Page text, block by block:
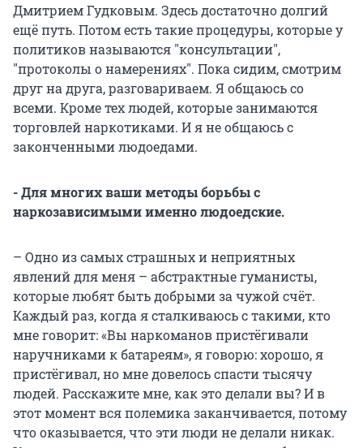
Дмитрием Гудковым. Здесь достаточно долгий
ещё путь. Потом есть такие процедуры, которые у
политиков называются "консультации",
"протоколы о намерениях". Пока сидим, смотрим
друг на друга, разговариваем. Я общаюсь со
всеми. Кроме тех людей, которые занимаются
торговлей наркотиками. И я не общаюсь с
законченными людоедами.
- Для многих ваши методы борьбы с
наркозависимыми именно людоедские.
– Одно из самых страшных и неприятных
явлений для меня – абстрактные гуманисты,
которые любят быть добрыми за чужой счёт.
Каждый раз, когда я сталкиваюсь с такими, кто
мне говорит: «Вы наркоманов пристёгивали
наручниками к батареям», я говорю: хорошо, я
пристёгивал, но мне довелось спасти тысячу
людей. Расскажите мне, как это делали вы? И в
этот момент вся полемика заканчивается, потому
что оказывается, что эти люди не делали никак.